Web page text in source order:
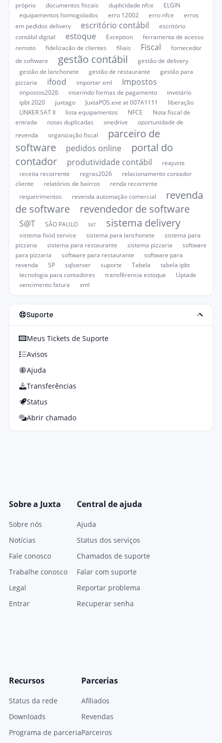
próprio
documentos fiscais duplicidade nfce
ELGIN
equipamentos homogolados
erro 12002 erro nfce
erros
em pedidos delivery
escritório contábil
escritório
contábil digital
estoque Exception
ferramenta de acesso
remoto
fidelização de clientes filiais Fiscal
fornecedor
de software
gestão contábil
gestão de delivery
gestão de lanchonete
gestão de restaurante
gestão para
pizzaria
ifood importar xml Impostos
impostos2026 inserindo formas de pagamento
invetário
ipbt 2020
juxtago JuxtaPOS.exe at 007A1111
liberação
LINKER SAT II
lista equipamentos NFCE
Nota fiscal de
entrada
notas duplicadas onedrive
oportunidade de
revenda
organização fiscal
parceiro de
software
pedidos online
portal do
contador
produtividade contábil
reajuste
receita recorrente
regras2026
relacionamento contador
cliente
relatórios de bairros
renda recorrente
requeirimentos
revenda automação comercial
revenda
de software
revendedor de software
S@T SÃO PAULO SAT sistema delivery
sistema food service sistema para lanchonete
sistema para
pizzaria
sistema para restaurante sistema pizzaria
software
para pizzaria
software para restaurante
software para
revenda
SP sqlserver suporte Tabela
tabela ipbt
tecnologia para contadores
transfêrencia estoque
Uptade
vencimento fatura
xml
Suporte
Meus Tickets de Suporte
Avisos
Ajuda
Transferências
Status
Abrir chamado
Sobre a Juxta
Sobre nós
Notícias
Fale conosco
Trabalhe conosco
Legal
Entrar
Central de ajuda
Ajuda
Status dos serviços
Chamados de suporte
Falar com suporte
Reportar problema
Recuperar senha
Recursos
Status da rede
Downloads
Programa de parceria
Parcerias
Afiliados
Revendas
Parceiros